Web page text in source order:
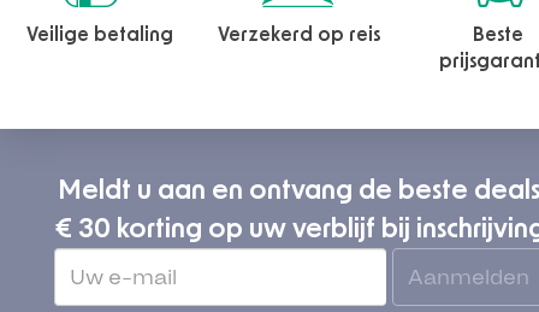
Veilige betaling Verzekerd op reis
Beste
Meldt u aan en ontvang de beste deals
€ 30 korting op uw verblijf bij
Aanmelden